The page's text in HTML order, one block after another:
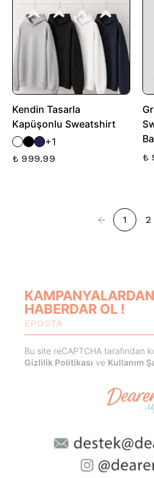
Kendin Tasarla
Kapüşonlu Sweatshirt
+1
₺ 999.99 ₺
1 2
HABERDAR OL !
Bu site reCAPTCHA tarafından
Gizlilik Politikası ve Kullanım